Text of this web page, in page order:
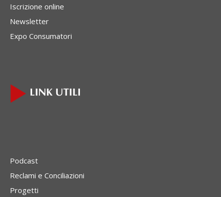
Iscrizione online
Newsletter
Expo Consumatori
Podcast
Reclami e Conciliazioni
Progetti